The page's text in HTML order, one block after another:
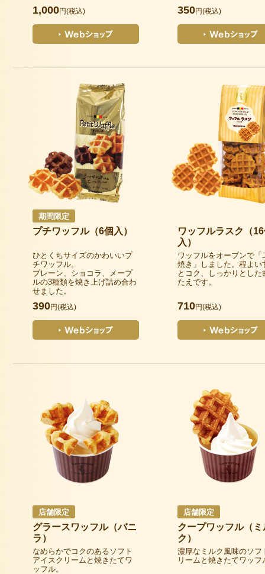
1,000円(税込) 350円(税込)
期間限定
プチワッフル（6個入）
ひとくちサイズのかわいいプ
チワッフル。
プレーン、ショコラ、メープ
ルの3種類を焼き上げ詰め合わ
せました。
390円(税込)
ワッフルラスク（
入）
ワッフルをオーブンで「
焼き」しました。程よい
とコク、しっかりとした
たえです。
710円(税込)
店舗限定
グラースワッフル（バニ
ラ）
なめらかでコクのあるソフト
アイスクリームと焼きたてワ
ッフル。
店舗限定
クープワッフル（ミ
ク）
濃厚なミルク風味のソフ
リームと焼きたてワッフ